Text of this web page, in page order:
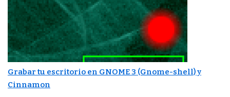
Grabar tu escritorio en GNOME 3 (Gnome-shell) y
Cinnamon